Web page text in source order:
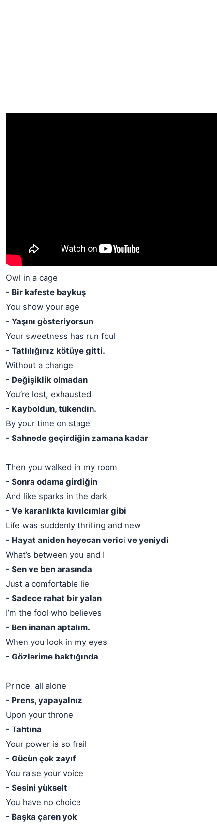
Owl in a cage
- Bir kafeste baykuş
You show your age
- Yaşını gösteriyorsun
Your sweetness has run foul
- Tatlılığınız kötüye gitti.
Without a change
- Değişiklik olmadan
You’re lost, exhausted
- Kayboldun, tükendin.
By your time on stage
- Sahnede geçirdiğin zamana kadar
Then you walked in my room
- Sonra odama girdiğin
And like sparks in the dark
- Ve karanlıkta kıvılcımlar gibi
Life was suddenly thrilling and new
- Hayat aniden heyecan verici ve yeniydi
What’s between you and I
- Sen ve ben arasında
Just a comfortable lie
- Sadece rahat bir yalan
I’m the fool who believes
- Ben inanan aptalım.
When you look in my eyes
- Gözlerime baktığında
Prince, all alone
- Prens, yapayalnız
Upon your throne
- Tahtına
Your power is so frail
- Gücün çok zayıf
You raise your voice
- Sesini yükselt
You have no choice
- Başka çaren yok